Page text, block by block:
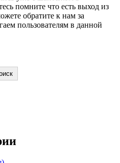
помните что есть выход из
обратите к нам за
пользователям в данной